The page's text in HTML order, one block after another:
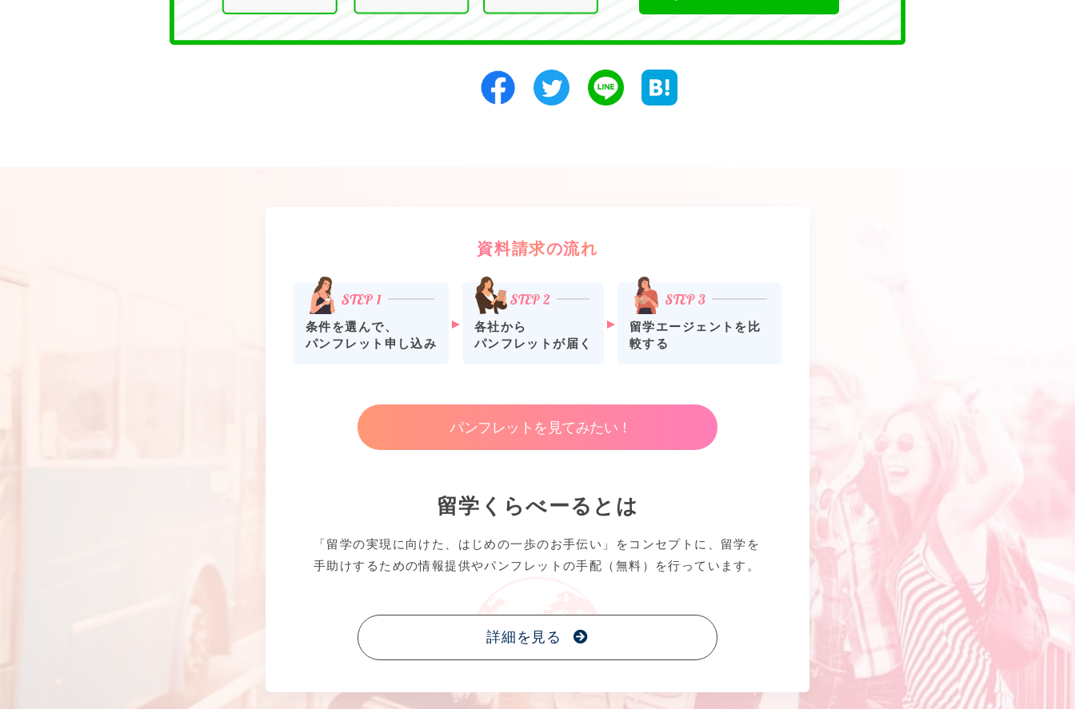
資料請求の流れ
条件を選んで、
パンフレット申し込み
各社から
パンフレットが届く
留学エージェントを比
較する
パンフレットを見てみたい！
留学くらべーるとは
「留学の実現に向けた、はじめの一歩のお手伝い」をコンセプトに、留学を
手助けするための情報提供やパンフレットの手配（無料）を行っています。
詳細を見る